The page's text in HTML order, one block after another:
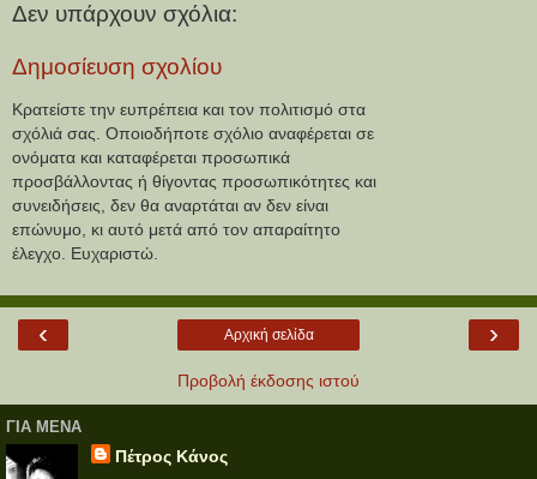
Δεν υπάρχουν σχόλια:
Δημοσίευση σχολίου
Κρατείστε την ευπρέπεια και τον πολιτισμό στα
σχόλιά σας. Οποιοδήποτε σχόλιο αναφέρεται σε
ονόματα και καταφέρεται προσωπικά
προσβάλλοντας ή θίγοντας προσωπικότητες και
συνειδήσεις, δεν θα αναρτάται αν δεν είναι
επώνυμο, κι αυτό μετά από τον απαραίτητο
έλεγχο. Ευχαριστώ.
‹ ›
Αρχική σελίδα
Προβολή έκδοσης ιστού
ΓΙΑ ΜΕΝΑ
Πέτρος Κάνος